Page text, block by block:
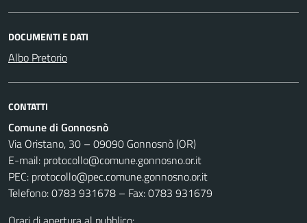
DOCUMENTI E DATI
Albo Pretorio
CONTATTI
Comune di Gonnosnò
Via Oristano, 30 – 09090 Gonnosnò (OR)
E-mail: protocollo@comune.gonnosno.or.it
PEC: protocollo@pec.comune.gonnosno.or.it
Telefono: 0783 931678 – Fax: 0783 931679